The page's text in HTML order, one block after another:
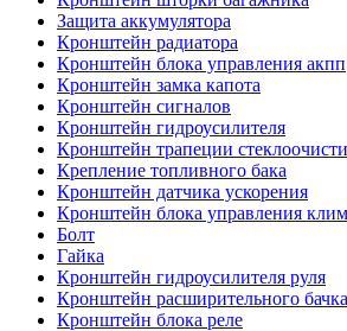
Защита аккумулятора
Кронштейн радиатора
Кронштейн блока управления акпп
Кронштейн замка капота
Кронштейн сигналов
Кронштейн гидроусилителя
Кронштейн трапеции
Крепление топливного бака
Кронштейн датчика ускорения
Кронштейн блока управления
Болт
Гайка
Кронштейн гидроусилителя руля
Кронштейн расширительного бачка
Кронштейн блока реле